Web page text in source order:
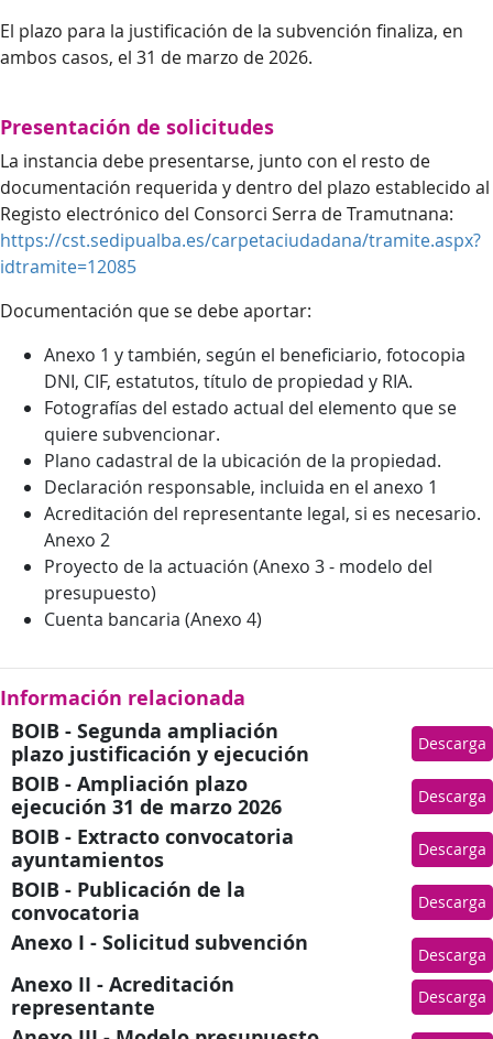
El plazo para la justificación de la subvención finaliza, en
ambos casos, el 31 de marzo de 2026.
Presentación de solicitudes
La instancia debe presentarse, junto con el resto de
documentación requerida y dentro del plazo establecido al
Registo electrónico del Consorci Serra de Tramutnana:
https://cst.sedipualba.es/carpetaciudadana/tramite.aspx?
idtramite=12085
Documentación que se debe aportar:
Anexo 1 y también, según el beneficiario, fotocopia
DNI, CIF, estatutos, título de propiedad y RIA.
Fotografías del estado actual del elemento que se
quiere subvencionar.
Plano cadastral de la ubicación de la propiedad.
Declaración responsable, incluida en el anexo 1
Acreditación del representante legal, si es necesario.
Anexo 2
Proyecto de la actuación (Anexo 3 - modelo del
presupuesto)
Cuenta bancaria (Anexo 4)
Información relacionada
BOIB - Segunda ampliación
plazo justificación y ejecución
Descarga
BOIB - Ampliación plazo
ejecución 31 de marzo 2026
Descarga
BOIB - Extracto convocatoria
ayuntamientos
Descarga
BOIB - Publicación de la
convocatoria
Descarga
Anexo I - Solicitud subvención Descarga
Anexo II - Acreditación
representante
Descarga